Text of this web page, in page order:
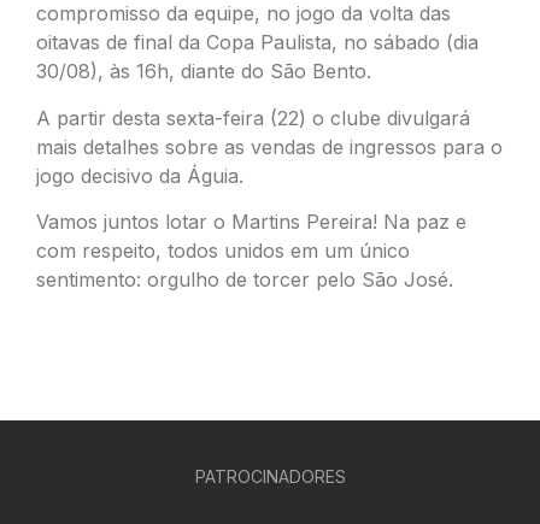
compromisso da equipe, no jogo da volta das
oitavas de final da Copa Paulista, no sábado (dia
30/08), às 16h, diante do São Bento.
A partir desta sexta-feira (22) o clube divulgará
mais detalhes sobre as vendas de ingressos para o
jogo decisivo da Águia.
Vamos juntos lotar o Martins Pereira! Na paz e
com respeito, todos unidos em um único
sentimento: orgulho de torcer pelo São José.
PATROCINADORES